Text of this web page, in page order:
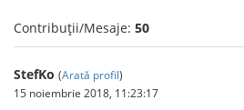
Contribuții/Mesaje: 50
StefKo (Arată profil)
15 noiembrie 2018, 11:23:17